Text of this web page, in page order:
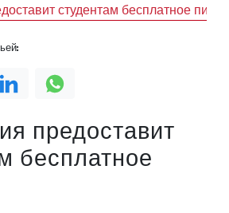
студентам бесплатное
предоставит
бесплатное